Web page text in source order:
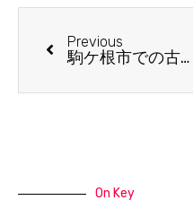
Previous
駒ケ根市での古本買取実績！サンブックスが出張査定
On Key